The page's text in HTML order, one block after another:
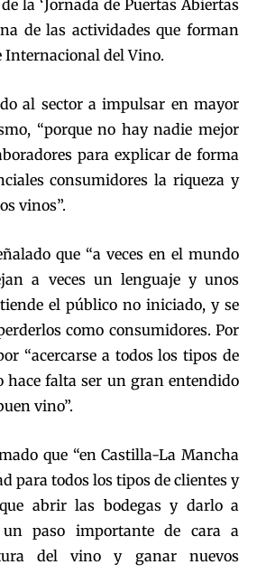
la ‘Jornada de Puertas Abiertas
de las actividades que forman
Internacional del Vino.
al sector a impulsar en mayor
“porque no hay nadie mejor
para explicar de forma
consumidores la riqueza y
vinos”.
que “a veces en el mundo
a veces un lenguaje y unos
el público no iniciado, y se
como consumidores. Por
“acercarse a todos los tipos de
hace falta ser un gran entendido
vino”.
que “en Castilla-La Mancha
para todos los tipos de clientes y
abrir las bodegas y darlo a
un paso importante de cara a
del vino y ganar nuevos